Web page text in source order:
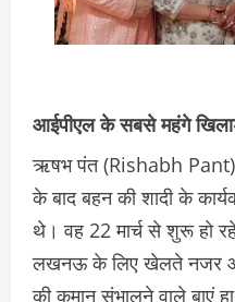
आईपीएल के सबसे महंगे
ऋषभ पंत (Rishabh Pant)
के बाद बहन की शादी के
थे। वह 22 मार्च से शुरू हो
लखनऊ के लिए खेलते नजर
की कमान संभालने वाले